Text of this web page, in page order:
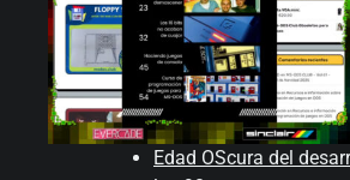
Edad OScura del